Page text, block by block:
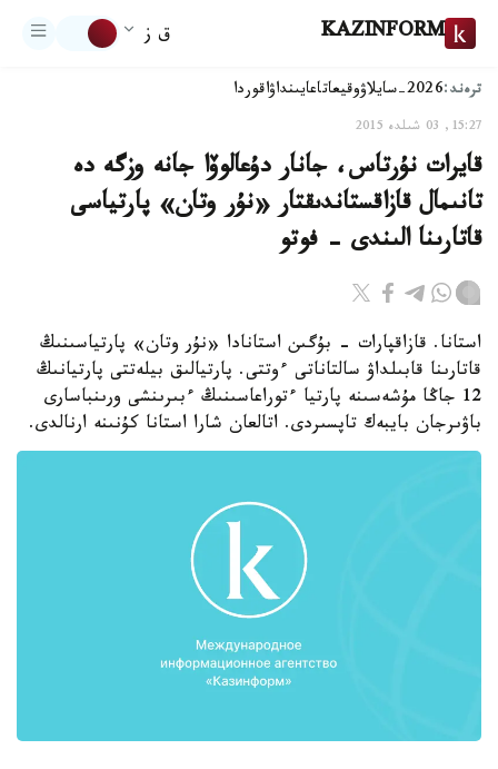
KAZINFORM ق ز
ترەند:2026-سايلاۋ وقيعاتاعايىنداۋاقوردا
15:27, 03 شىلدە 2015
قايرات نۇرتاس، جانار دۇعالوۆا جانە وزگە دە
تانىمال قازاقستاندىقتار «نۇر وتان» پارتياسى
قاتارىنا الىندى - فوتو
استانا. قازاقپارات - بۇگىن استانادا «نۇر وتان» پارتياسىنىڭ
قاتارىنا قابىلداۋ سالتاناتى ءوتتى. پارتيالىق بيلەتتى پارتيانىڭ
12 جاڭا مۇشەسىنە پارتيا ءتوراعاسىنىڭ ءبىرىنشى ورىنباسارى
باۋىرجان بايبەك تاپسىردى. اتالعان شارا استانا كۇنىنە ارنالدى.